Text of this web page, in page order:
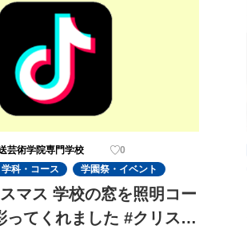
芸術学院専門学校
0
科・コース 学園祭・イベント
マス 学校の窓を照明コー
ってくれました #クリスマ